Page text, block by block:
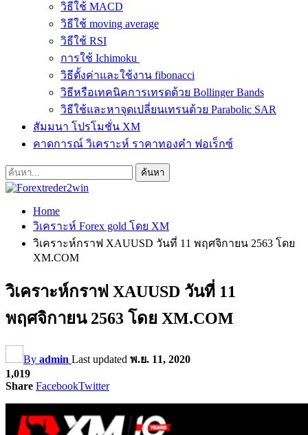
วิธีใช้ MACD
วิธีใช้ moving average
วิธีใช้ RSI
การใช้ Ichimoku
วิธีตั้งค่าและใช้งาน fibonacci
วิธีหรือเทคนิคการเทรดด้วย Bollinger Bands
วิธีใช้และหาจุดเปลี่ยนเทรนด้วย Parabolic SAR
สัมมนา โปรโมชั่น XM
คาดการณ์ วิเคราะห์ ราคาทองคำ ฟอเร็กซ์
Home
วิเคราะห์ Forex gold โดย XM
วิเคราะห์กราฟ XAUUSD วันที่ 11 พฤศจิกายน 2563 โดย
XM.COM
วิเคราะห์กราฟ XAUUSD วันที่ 11
พฤศจิกายน 2563 โดย XM.COM
By admin Last updated พ.ย. 11, 2020
1,019
Share FacebookTwitter